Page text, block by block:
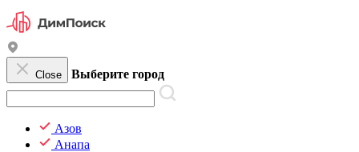
Close Выберите город
Азов
Анапа